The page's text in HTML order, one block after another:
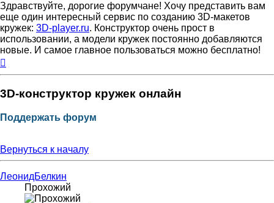
Здравствуйте, дорогие форумчане! Хочу представить вам
еще один интересный сервис по созданию 3D-макетов
кружек: 3D-player.ru. Конструктор очень прост в
использовании, а модели кружек постоянно добавляются
новые. И самое главное пользоваться можно бесплатно!
3D-конструктор кружек онлайн
Поддержать форум
Вернуться к началу
ЛеонидБелкин
Прохожий